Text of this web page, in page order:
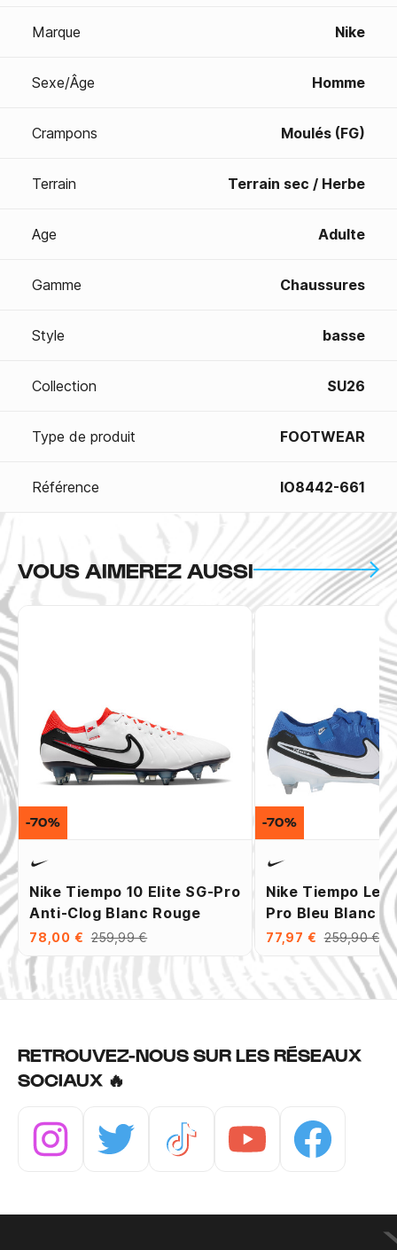
Marque Nike
Sexe/Âge Homme
Crampons Moulés (FG)
Terrain Terrain sec / Herbe
Age Adulte
Gamme Chaussures
Style basse
Collection SU26
Type de produit FOOTWEAR
Référence IO8442-661
VOUS AIMEREZ AUSSI
Nike Tiempo 10 Elite SG-Pro
Anti-Clog Blanc Rouge
78,00 € 259,99 €
-70%
Nike Tiempo
Pro Bleu Blanc
77,97 € 259,90 €
-70%
RETROUVEZ-NOUS SUR LES RÉSEAUX
SOCIAUX 🔥